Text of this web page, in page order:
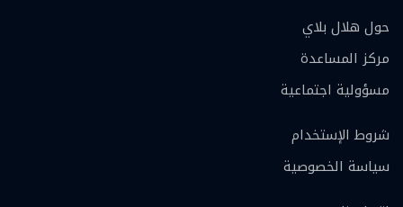
حول هلال بلاي
مركز المساعدة
مسؤولية اجتماعية
شروط الإستخدام
سياسة الخصوصية